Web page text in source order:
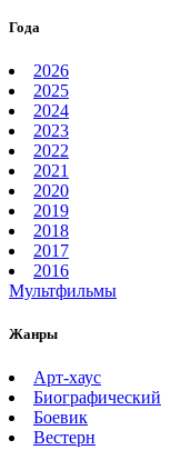
Года
2026
2025
2024
2023
2022
2021
2020
2019
2018
2017
2016
Мультфильмы
Жанры
Арт-хаус
Биографический
Боевик
Вестерн